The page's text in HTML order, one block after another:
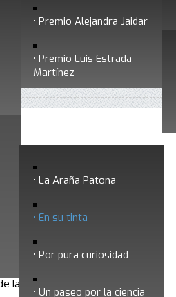
Premio Alejandra Jaidar
Premio Luis Estrada
Martínez
La Araña Patona
En su tinta
Por pura curiosidad
Un paseo por la ciencia
Radio Somedicyt
radiofónica a conocer las
la literatura universal. A partir